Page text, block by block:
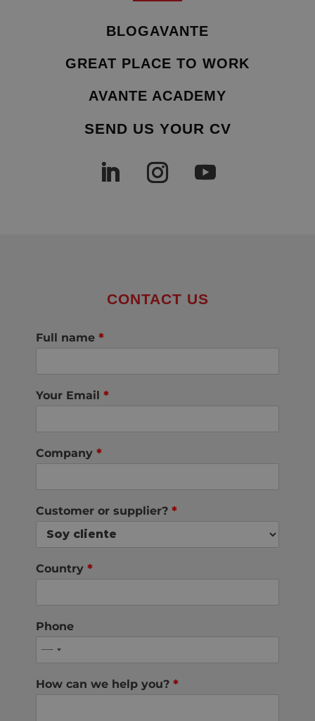
BLOGAVANTE
GREAT PLACE TO WORK
AVANTE ACADEMY
SEND US YOUR CV
CONTACT US
Full name *
Your Email *
Company *
Customer or supplier? *
Country *
Phone
How can we help you? *